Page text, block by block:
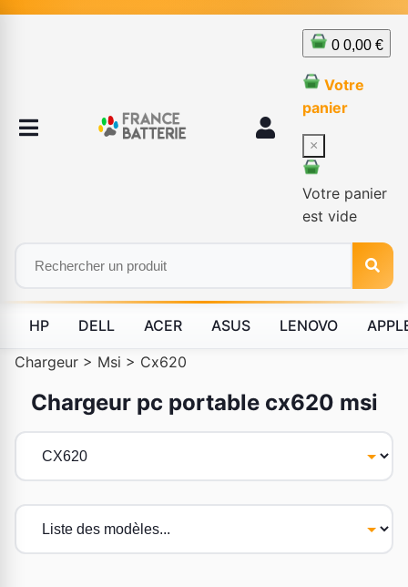
0 0,00 €
Votre
panier
×
Votre panier
est vide
HP DELL ACER ASUS LENOVO
Chargeur > Msi > Cx620
Chargeur pc portable cx620 msi